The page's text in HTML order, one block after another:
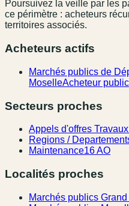
Poursuivez la veille par les
ce périmètre : acheteurs
territoires associés.
Acheteurs actifs
Marchés publics de
MoselleAcheteur public
Secteurs proches
Appels d'offres
Regions /
Maintenance16 AO
Localités proches
Marchés publics Grand